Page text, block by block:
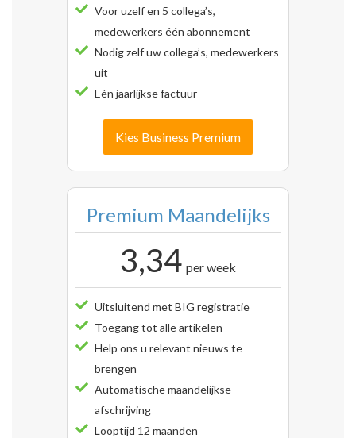
Voor uzelf en 5 collega’s,
medewerkers één abonnement
Nodig zelf uw collega’s, medewerkers
uit
Eén jaarlijkse factuur
Kies Business Premium
Premium Maandelijks
3,34 per week
Uitsluitend met BIG registratie
Toegang tot alle artikelen
Help ons u relevant nieuws te
brengen
Automatische maandelijkse
afschrijving
Looptijd 12 maanden